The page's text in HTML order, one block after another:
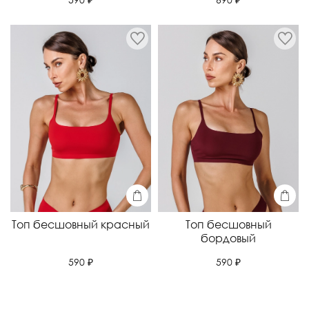
Топ бесшовный красный
590 ₽
Топ бесшовный
бордовый
590 ₽